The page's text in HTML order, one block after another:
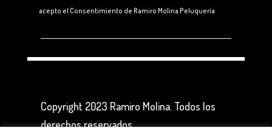
acepto el Consentimiento de Ramiro Molina Peluquería
Copyright 2023 Ramiro Molina. Todos los
derechos reservados